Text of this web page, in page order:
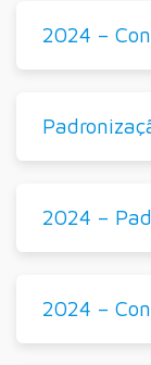
2024 –
2024 –
2024 –